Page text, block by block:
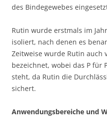
des Bindegewebes
Rutin wurde erstmals im
isoliert, nach denen es
Zeitweise wurde Rutin auch
bezeichnet, wobei das P für
steht, da Rutin die
sichert.
Anwendungsbereiche und